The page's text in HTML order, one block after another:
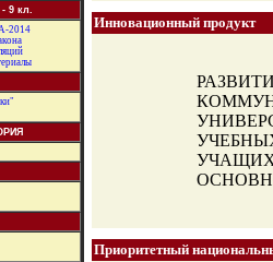
9 кл.
2014
Инновационный продукт
Приоритетный